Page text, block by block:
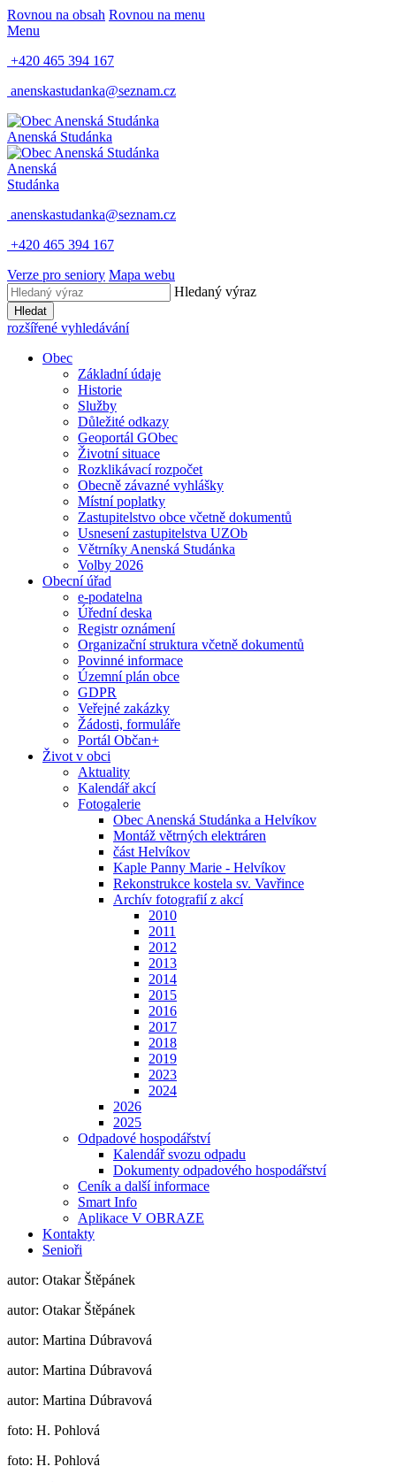
Rovnou na obsah Rovnou na menu
Menu
+420 465 394 167
anenskastudanka@seznam.cz
Anenská Studánka
Anenská
Studánka
anenskastudanka@seznam.cz
+420 465 394 167
Verze pro seniory Mapa webu
Hledaný výraz
Hledat
rozšířené vyhledávání
Obec
Základní údaje
Historie
Služby
Důležité odkazy
Geoportál GObec
Životní situace
Rozklikávací rozpočet
Obecně závazné vyhlášky
Místní poplatky
Zastupitelstvo obce včetně dokumentů
Usnesení zastupitelstva UZOb
Větrníky Anenská Studánka
Volby 2026
Obecní úřad
e-podatelna
Úřední deska
Registr oznámení
Organizační struktura včetně dokumentů
Povinné informace
Územní plán obce
GDPR
Veřejné zakázky
Žádosti, formuláře
Portál Občan+
Život v obci
Aktuality
Kalendář akcí
Fotogalerie
Obec Anenská Studánka a Helvíkov
Montáž větrných elektráren
část Helvíkov
Kaple Panny Marie - Helvíkov
Rekonstrukce kostela sv. Vavřince
Archív fotografií z akcí
2010
2011
2012
2013
2014
2015
2016
2017
2018
2019
2023
2024
2026
2025
Odpadové hospodářství
Kalendář svozu odpadu
Dokumenty odpadového hospodářství
Ceník a další informace
Smart Info
Aplikace V OBRAZE
Kontakty
Senioři
autor: Otakar Štěpánek
autor: Otakar Štěpánek
autor: Martina Dúbravová
autor: Martina Dúbravová
autor: Martina Dúbravová
foto: H. Pohlová
foto: H. Pohlová